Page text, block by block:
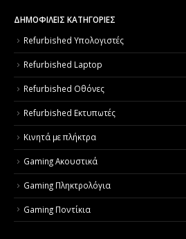
ΔΗΜΟΦΙΛΕΙΣ ΚΑΤΗΓΟΡΙΕΣ
Refurbished Υπολογιστές
Refurbished Laptop
Refurbished Οθόνες
Refurbished Εκτυπωτές
Κινητά με πλήκτρα
Gaming Ακουστικά
Gaming Πληκτρολόγια
Gaming Ποντίκια